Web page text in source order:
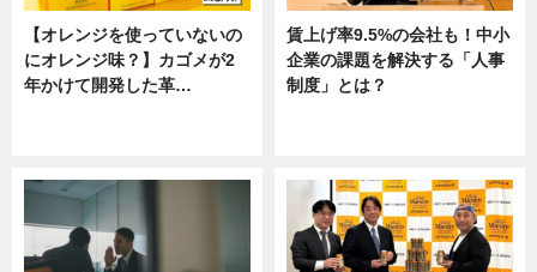
【オレンジを使っていないの
にオレンジ味？】カゴメが2
年かけて開発した革…
賃上げ率9.5%の会社も！中小
企業の課題を解決する「人事
制度」とは？